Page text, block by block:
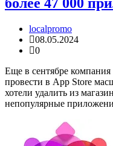
более 47 000
localpromo
08.05.2024
0
Еще в сентябре
провести в App Store
хотели удалить из
непопулярные